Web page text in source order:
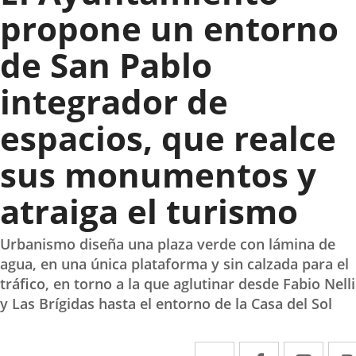
propone un entorno
de San Pablo
integrador de
espacios, que realce
sus monumentos y
atraiga el turismo
Urbanismo diseña una plaza verde con lámina de
agua, en una única plataforma y sin calzada para el
tráfico, en torno a la que aglutinar desde Fabio Nelli
y Las Brígidas hasta el entorno de la Casa del Sol